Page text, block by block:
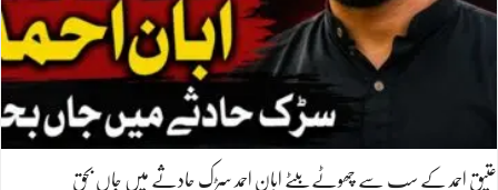
عتیق احمد کے سب سے چھوٹے بیٹے ابان احمد سڑک حادثے میں جاں بحق